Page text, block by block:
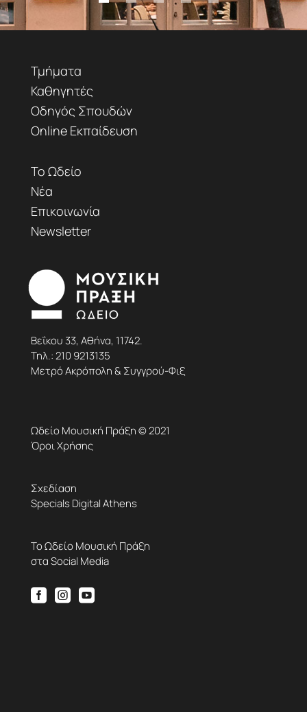
Τμήματα
Καθηγητές
Οδηγός Σπουδών
Online Εκπαίδευση
Το Ωδείο
Νέα
Επικοινωνία
Newsletter
Βεΐκου 33, Αθήνα, 11742.
Τηλ.:210 9213135
Μετρό Ακρόπολη & Συγγρού-Φιξ
Ωδείο Μουσική Πράξη © 2021
Όροι Χρήσης
Σχεδίαση
Specials Digital Athens
Το Ωδείο Μουσική Πράξη
στα Social Media
  